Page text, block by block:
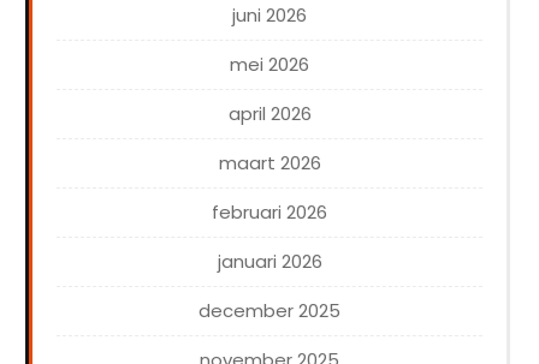
juni 2026
mei 2026
april 2026
maart 2026
februari 2026
januari 2026
december 2025